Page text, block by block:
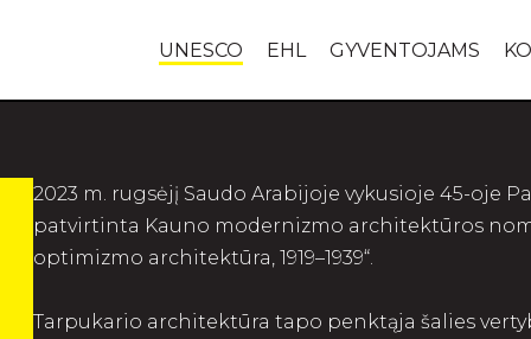
UNESCO EHL GYVENTOJAMS
2023 m. rugsėjį Saudo Arabijoje vykusioje 45-oje
patvirtinta Kauno modernizmo architektūros
optimizmo architektūra, 1919–1939“.
Tarpukario architektūra tapo penktąja šalies